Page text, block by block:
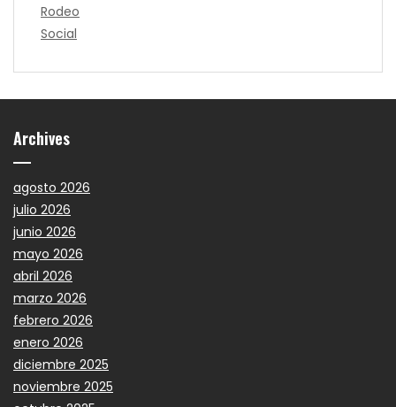
Rodeo
Social
Archives
agosto 2026
julio 2026
junio 2026
mayo 2026
abril 2026
marzo 2026
febrero 2026
enero 2026
diciembre 2025
noviembre 2025